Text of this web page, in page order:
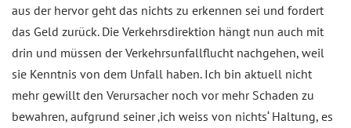
aus der hervor geht das nichts zu erkennen sei und fordert
das Geld zurück. Die Verkehrsdirektion hängt nun auch mit
drin und müssen der Verkehrsunfallflucht nachgehen, weil
sie Kenntnis von dem Unfall haben. Ich bin aktuell nicht
mehr gewillt den Verursacher noch vor mehr Schaden zu
bewahren, aufgrund seiner ‚ich weiss von nichts‘ Haltung, es